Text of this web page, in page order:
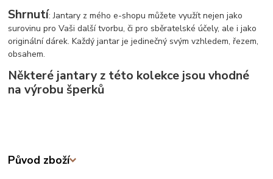
Shrnutí: Jantary z mého e-shopu můžete využít nejen jako
surovinu pro Vaši další tvorbu, či pro sběratelské účely, ale i jako
originální dárek. Každý jantar je jedinečný svým vzhledem, řezem,
obsahem.
Některé jantary z této kolekce jsou vhodné
na výrobu šperků
Původ zboží